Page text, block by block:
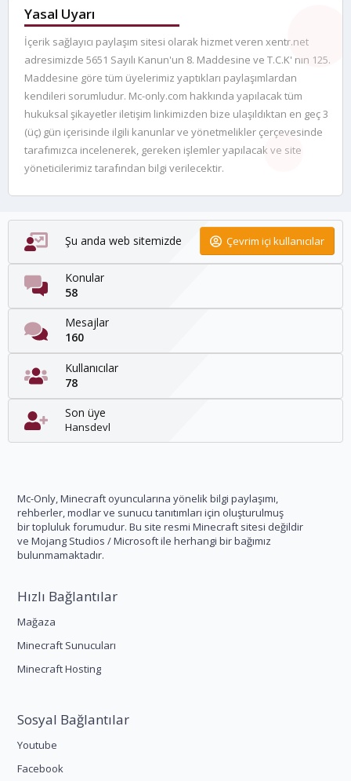
Yasal Uyarı
İçerik sağlayıcı paylaşım sitesi olarak hizmet veren xentr.net
adresimizde 5651 Sayılı Kanun'un 8. Maddesine ve T.C.K' nın 125.
Maddesine göre tüm üyelerimiz yaptıkları paylaşımlardan
kendileri sorumludur. Mc-only.com hakkında yapılacak tüm
hukuksal şikayetler iletişim linkimizden bize ulaşıldıktan en geç 3
(üç) gün içerisinde ilgili kanunlar ve yönetmelikler çerçevesinde
tarafımızca incelenerek, gereken işlemler yapılacak ve site
yöneticilerimiz tarafından bilgi verilecektir.
Şu anda web sitemizde Çevrim içi kullanıcılar
Konular
58
Mesajlar
160
Kullanıcılar
78
Son üye
Hansdevl
Mc-Only, Minecraft oyuncularına yönelik bilgi paylaşımı,
rehberler, modlar ve sunucu tanıtımları için oluşturulmuş
bir topluluk forumudur. Bu site resmi Minecraft sitesi değildir
ve Mojang Studios / Microsoft ile herhangi bir bağımız
bulunmamaktadır.
Hızlı Bağlantılar
Mağaza
Minecraft Sunucuları
Minecraft Hosting
Sosyal Bağlantılar
Youtube
Facebook